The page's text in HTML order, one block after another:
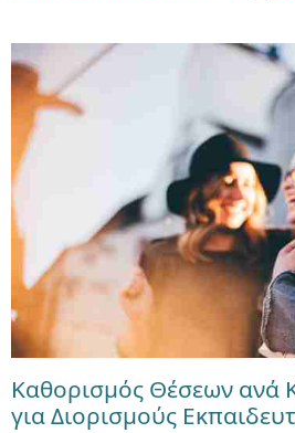
Καθορισμός Θέσεων ανά
για Διορισμούς